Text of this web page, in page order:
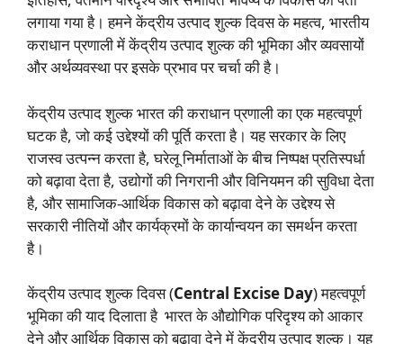
लगाया गया है। हमने केंद्रीय उत्पाद शुल्क दिवस के महत्व, भारतीय
कराधान प्रणाली में केंद्रीय उत्पाद शुल्क की भूमिका और व्यवसायों
और अर्थव्यवस्था पर इसके प्रभाव पर चर्चा की है।
केंद्रीय उत्पाद शुल्क भारत की कराधान प्रणाली का एक महत्वपूर्ण
घटक है, जो कई उद्देश्यों की पूर्ति करता है। यह सरकार के लिए
राजस्व उत्पन्न करता है, घरेलू निर्माताओं के बीच निष्पक्ष प्रतिस्पर्धा
को बढ़ावा देता है, उद्योगों की निगरानी और विनियमन की सुविधा देता
है, और सामाजिक-आर्थिक विकास को बढ़ावा देने के उद्देश्य से
सरकारी नीतियों और कार्यक्रमों के कार्यान्वयन का समर्थन करता
है।
केंद्रीय उत्पाद शुल्क दिवस (Central Excise Day) महत्वपूर्ण
भूमिका की याद दिलाता है भारत के औद्योगिक परिदृश्य को आकार
देने और आर्थिक विकास को बढ़ावा देने में केंद्रीय उत्पाद शुल्क। यह